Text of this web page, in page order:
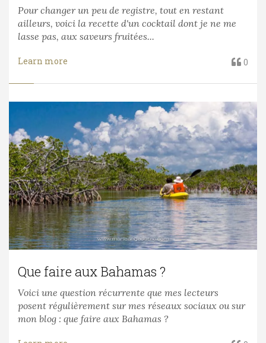
Pour changer un peu de registre, tout en restant
ailleurs, voici la recette d'un cocktail dont je ne me
lasse pas, aux saveurs fruitées...
Learn more 0
Que faire aux Bahamas ?
Voici une question récurrente que mes lecteurs
posent régulièrement sur mes réseaux sociaux ou sur
mon blog : que faire aux Bahamas ?